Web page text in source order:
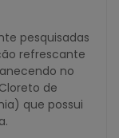
pesquisadas
refrescante
no
de
que possui